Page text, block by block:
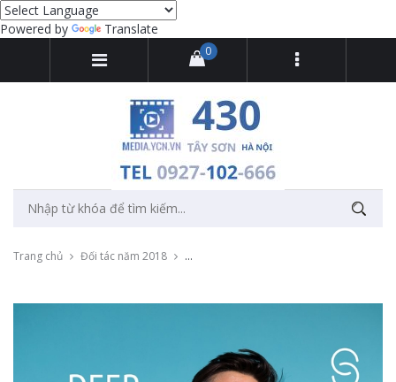
Powered by Translate
0
Trang chủ Đối tác năm 2018 Quay video sự kiện ra mắt Máy rửa mặt